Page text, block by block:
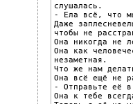
слушалась.
- Ела всё, что
Даже
чтобы не
Она никогда не
Она как
незаметная.
Что же нам
Она всё ещё не
- Отправьте её в
Она к тебе